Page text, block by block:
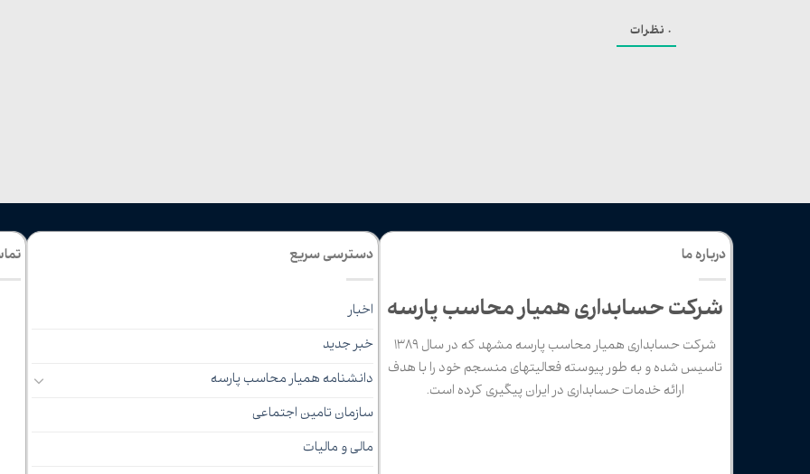
0 نظرات
درباره ما
شرکت حسابداری همیار محاسب پارسه
شرکت حسابداری همیار محاسب پارسه مشهد که در سال 1389
تاسیس شده و به طور پیوسته فعالیتهای منسجم خود را با هدف
ارائه خدمات حسابداری در ایران پیگیری کرده است.
دسترسی سریع
اخبار
خبر جدید
دانشنامه همیار محاسب پارسه
سازمان تامین اجتماعی
مالی و مالیات